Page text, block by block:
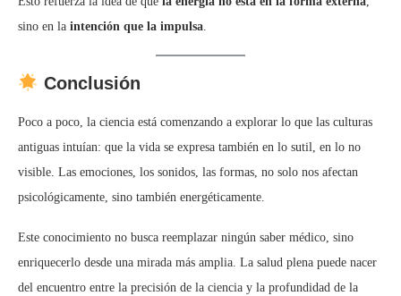
sino en la intención que la impulsa
Conclusión
Poco a poco, la ciencia está comenzando a explorar lo que las culturas
antiguas intuían: que la vida se expresa también en lo sutil, en lo no
visible. Las emociones, los sonidos, las formas, no solo nos afectan
psicológicamente, sino también energéticamente.
Este conocimiento no busca reemplazar ningún saber médico, sino
enriquecerlo desde una mirada más amplia. La salud plena puede nacer
del encuentro entre la precisión de la ciencia y la profundidad de la